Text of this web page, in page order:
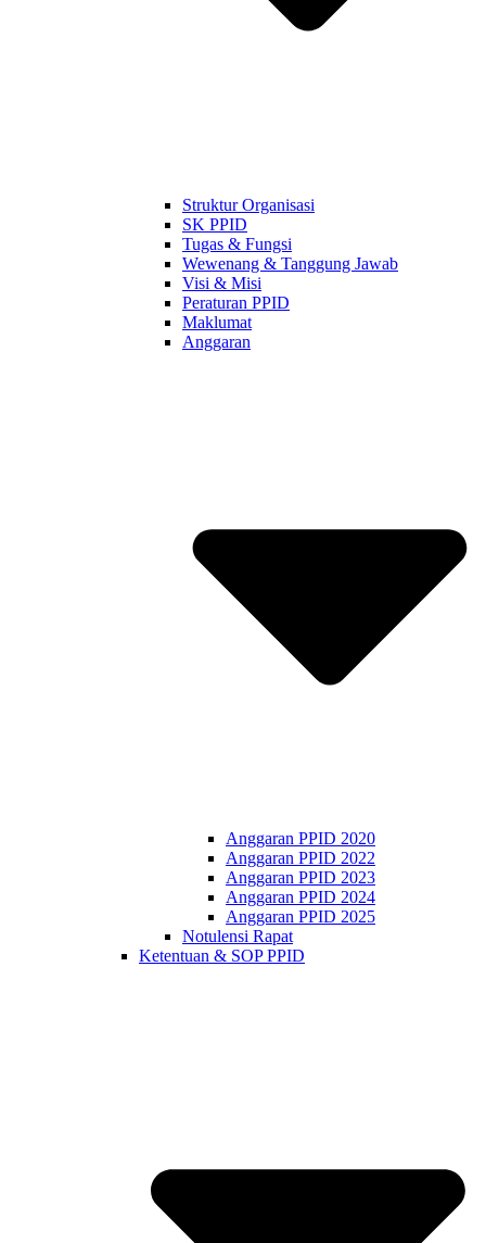
Struktur Organisasi
SK PPID
Tugas & Fungsi
Wewenang & Tanggung Jawab
Visi & Misi
Peraturan PPID
Maklumat
Anggaran
Anggaran PPID 2020
Anggaran PPID 2022
Anggaran PPID 2023
Anggaran PPID 2024
Anggaran PPID 2025
Notulensi Rapat
Ketentuan & SOP PPID